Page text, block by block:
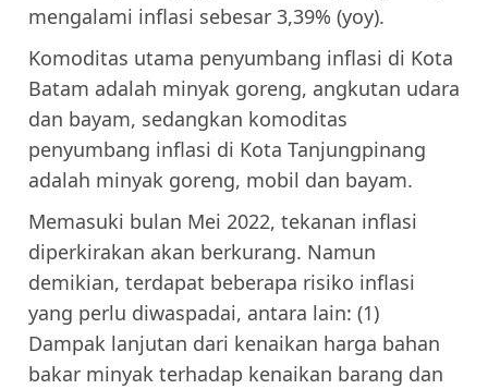
mengalami inflasi sebesar 3,39% (yoy).
Komoditas utama penyumbang inflasi di Kota
Batam adalah minyak goreng, angkutan udara
dan bayam, sedangkan komoditas
penyumbang inflasi di Kota Tanjungpinang
adalah minyak goreng, mobil dan bayam.
Memasuki bulan Mei 2022, tekanan inflasi
diperkirakan akan berkurang. Namun
demikian, terdapat beberapa risiko inflasi
yang perlu diwaspadai, antara lain: (1)
Dampak lanjutan dari kenaikan harga bahan
bakar minyak terhadap kenaikan barang dan